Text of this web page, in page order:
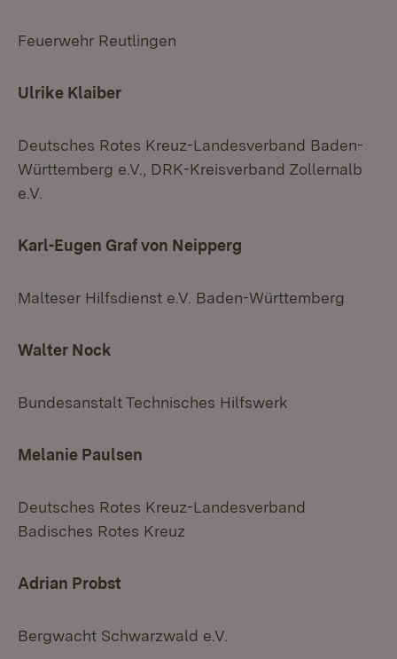
Feuerwehr Reutlingen
Ulrike Klaiber
Deutsches Rotes Kreuz-Landesverband Baden-
Württemberg e.V., DRK-Kreisverband Zollernalb
e.V.
Karl-Eugen Graf von Neipperg
Malteser Hilfsdienst e.V. Baden-Württemberg
Walter Nock
Bundesanstalt Technisches Hilfswerk
Melanie Paulsen
Deutsches Rotes Kreuz-Landesverband
Badisches Rotes Kreuz
Adrian Probst
Bergwacht Schwarzwald e.V.